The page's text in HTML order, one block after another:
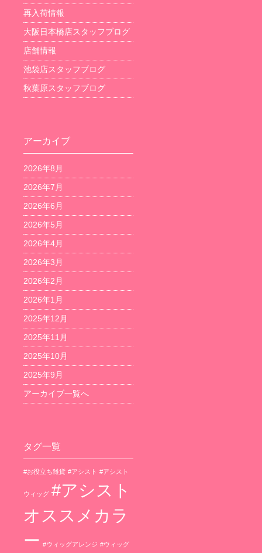
再入荷情報
大阪日本橋店スタッフブログ
店舗情報
池袋店スタッフブログ
秋葉原スタッフブログ
アーカイブ
2026年8月
2026年7月
2026年6月
2026年5月
2026年4月
2026年3月
2026年2月
2026年1月
2025年12月
2025年11月
2025年10月
2025年9月
アーカイブ一覧へ
タグ一覧
#お役立ち雑貨 #アシスト #アシスト
ウィッグ #アシスト
オススメカラ
ー #ウィッグアレンジ #ウィッグ